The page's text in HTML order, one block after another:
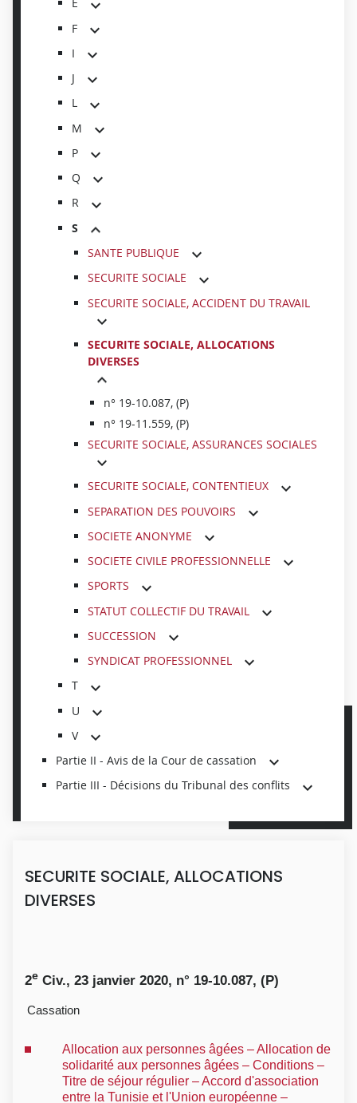
E
F
I
J
L
M
P
Q
R
S
SANTE PUBLIQUE
SECURITE SOCIALE
SECURITE SOCIALE, ACCIDENT DU TRAVAIL
SECURITE SOCIALE, ALLOCATIONS
DIVERSES
n° 19-10.087, (P)
n° 19-11.559, (P)
SECURITE SOCIALE, ASSURANCES SOCIALES
SECURITE SOCIALE, CONTENTIEUX
SEPARATION DES POUVOIRS
SOCIETE ANONYME
SOCIETE CIVILE PROFESSIONNELLE
SPORTS
STATUT COLLECTIF DU TRAVAIL
SUCCESSION
SYNDICAT PROFESSIONNEL
T
U
V
Partie II - Avis de la Cour de cassation
Partie III - Décisions du Tribunal des conflits
SECURITE SOCIALE, ALLOCATIONS
DIVERSES
2e Civ., 23 janvier 2020, n° 19-10.087, (P)
Cassation
Allocation aux personnes âgées – Allocation de
solidarité aux personnes âgées – Conditions –
Titre de séjour régulier – Accord d'association
entre la Tunisie et l'Union européenne –